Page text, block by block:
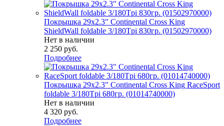
Покрышка 29x2.3" Continental Cross King
ShieldWall foldable 3/180Tpi 830гр. (01502970000)
Нет в наличии
2 250 руб.
Подробнее
Покрышка 29x2.3" Continental Cross King RaceSport
foldable 3/180Tpi 680гр. (01014740000)
Нет в наличии
4 320 руб.
Подробнее